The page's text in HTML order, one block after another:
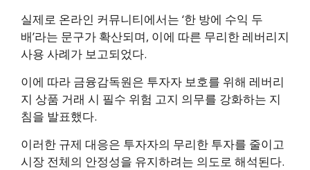
실제로 온라인 커뮤니티에서는 ‘한 방에 수익 두
배’라는 문구가 확산되며, 이에 따른 무리한 레버리지
사용 사례가 보고되었다.
이에 따라 금융감독원은 투자자 보호를 위해 레버리
지 상품 거래 시 필수 위험 고지 의무를 강화하는 지
침을 발표했다.
이러한 규제 대응은 투자자의 무리한 투자를 줄이고
시장 전체의 안정성을 유지하려는 의도로 해석된다.